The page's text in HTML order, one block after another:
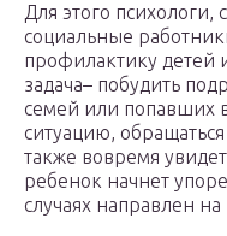
Для этого психологи,
социальные
профилактику детей
задача– побудить
семей или попавших
ситуацию,
также вовремя
ребенок начнет
случаях направлен